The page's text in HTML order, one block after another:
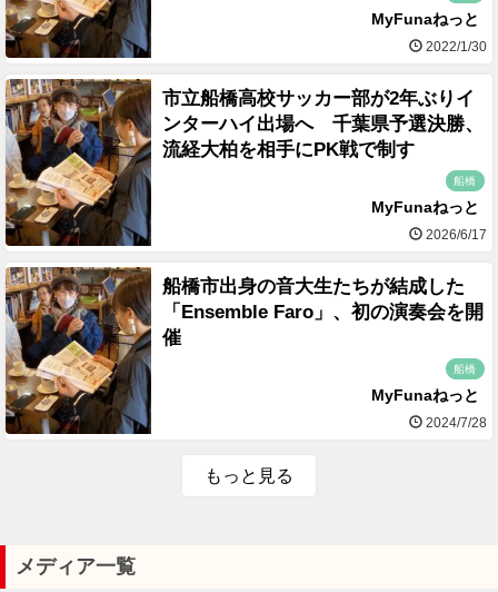
MyFunaねっと
2022/1/30
市立船橋高校サッカー部が2年ぶりイ
ンターハイ出場へ 千葉県予選決勝、
流経大柏を相手にPK戦で制す
船橋
MyFunaねっと
2026/6/17
船橋市出身の音大生たちが結成した
「Ensemble Faro」、初の演奏会を開
催
船橋
MyFunaねっと
2024/7/28
もっと見る
メディア一覧